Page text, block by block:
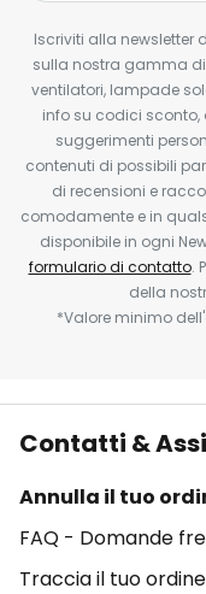
Iscriviti alla newsletter
sulla nostra gamma
ventilatori, lampade
info su codici sconto,
suggerimenti
contenuti di possibili
di recensioni e
comodamente e in
disponibile in ogni
formulario di contatto.
della
*Valore minimo
Contatti &
Annulla il tuo
FAQ - Domande
Traccia il tuo ordine